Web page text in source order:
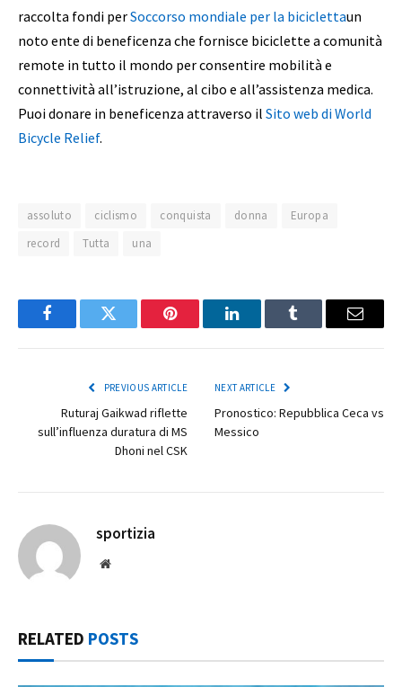
raccolta fondi perSoccorso mondiale per la biciclettaun
noto ente di beneficenza che fornisce biciclette a comunità
remote in tutto il mondo per consentire mobilità e
connettività all’istruzione, al cibo e all’assistenza medica.
Puoi donare in beneficenza attraverso il Sito web di World
Bicycle Relief.
assoluto ciclismo conquista donna
Europa
record
Tutta una
FacebookTwitter Pinterest LinkedInTumblr Email
PREVIOUS ARTICLE
Ruturaj Gaikwad riflette
sull’influenza duratura di MS
Dhoni nel CSK
NEXT ARTICLE
Pronostico: Repubblica Ceca vs
Messico
sportizia
Website
RELATED POSTS